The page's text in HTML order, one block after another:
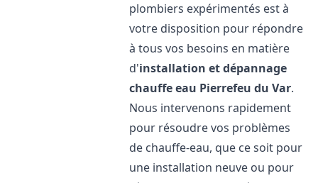
plombiers expérimentés est à
votre disposition pour répondre
à tous vos besoins en matière
d'installation et dépannage
chauffe eau Pierrefeu du Var.
Nous intervenons rapidement
pour résoudre vos problèmes
de chauffe-eau, que ce soit pour
une installation neuve ou pour